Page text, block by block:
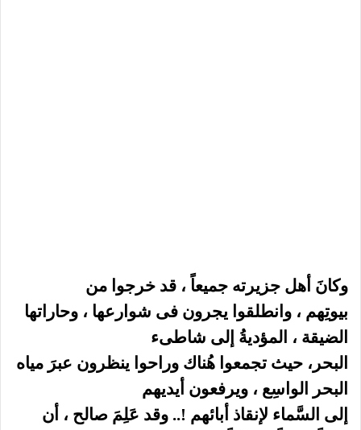
وكانَ أهل جزيرته جميعاً ، قد خرجوا من
بيوتِهم ، وانطلقوا يجرون فى شوارعها ، وحاراتها
الضيقة ، المؤديةُ إلى شاطىء
البحر، حيث تجمعوا هُناك وراحوا ينظرون عبرَ مياه
البحر الواسِع ، ويرفعون أيديهم
إلى السَّماء لإنقاذ أبائهم !.. وقد عَلِمَ صالح ، أن